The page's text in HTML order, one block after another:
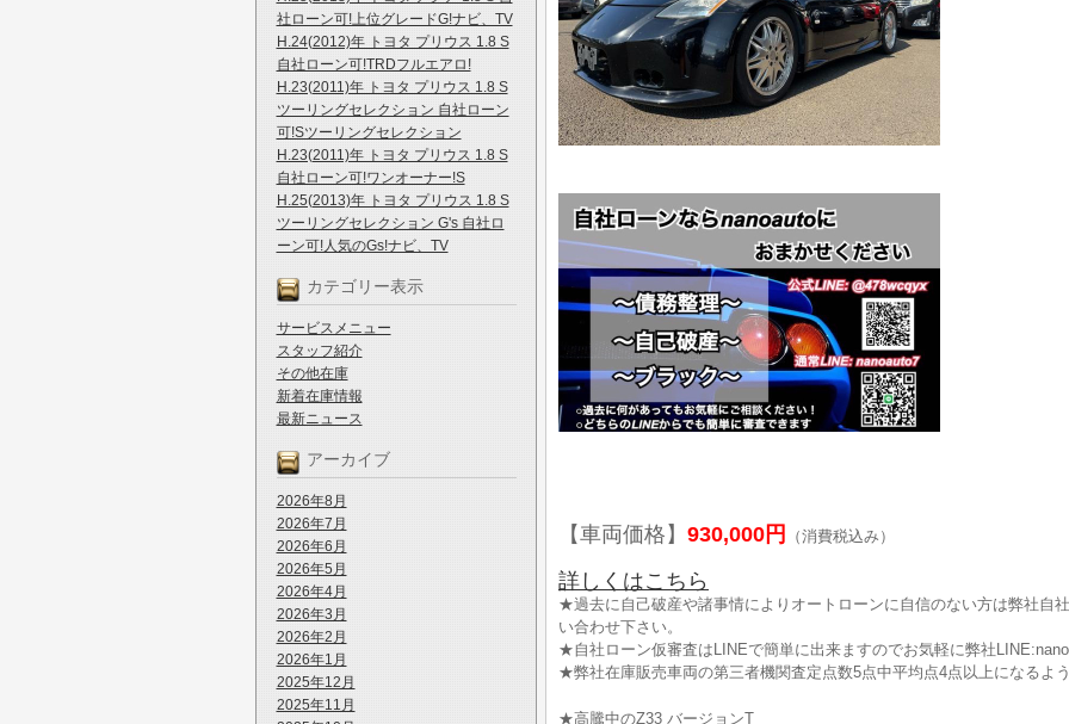
社ローン可!上位グレードG!ナビ、TV
H.24(2012)年 トヨタ プリウス 1.8 S
自社ローン可!TRDフルエアロ!
H.23(2011)年 トヨタ プリウス 1.8 S
ツーリングセレクション 自社ローン
可!Sツーリングセレクション
H.23(2011)年 トヨタ プリウス 1.8 S
自社ローン可!ワンオーナー!S
H.25(2013)年 トヨタ プリウス 1.8 S
ツーリングセレクション G's 自社ロ
ーン可!人気のGs!ナビ、TV
カテゴリー表示
サービスメニュー
スタッフ紹介
その他在庫
新着在庫情報
最新ニュース
アーカイブ
2026年8月
2026年7月
2026年6月
2026年5月
2026年4月
2026年3月
2026年2月
2026年1月
2025年12月
2025年11月
【車両価格】 930,000円 （消費税込み）
詳しくはこちら
★過去に自己破産や諸事情によりオートローンに自信のない方は弊社自
い合わせ下さい。
★自社ローン仮審査はLINEで簡単に出来ますのでお気軽に弊社
★弊社在庫販売車両の第三者機関査定点数5点中平均点4点以上になるよ
★高騰中のZ33 バージョンT